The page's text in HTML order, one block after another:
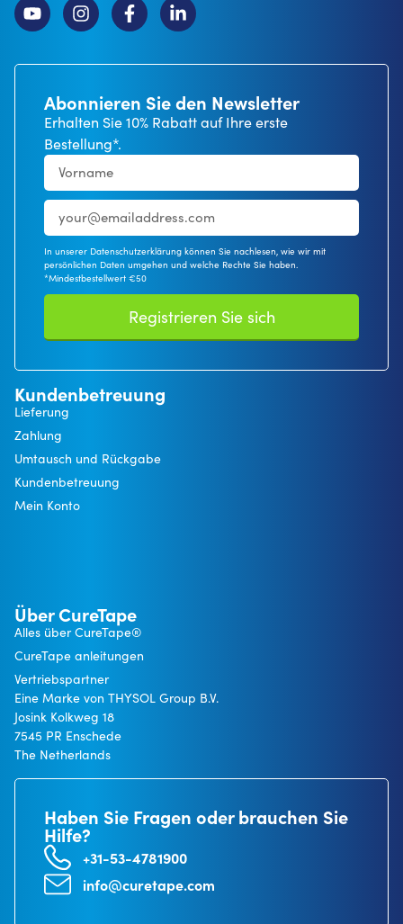
Abonnieren Sie den Newsletter
Erhalten Sie 10% Rabatt auf Ihre erste
Bestellung*.
In unserer Datenschutzerklärung können Sie nachlesen, wie wir mit
persönlichen Daten umgehen und welche Rechte Sie haben.
*Mindestbestellwert €50
Registrieren Sie sich
Kundenbetreuung
Lieferung
Zahlung
Umtausch und Rückgabe
Kundenbetreuung
Mein Konto
Über CureTape
Alles über CureTape®
CureTape anleitungen
Vertriebspartner
Eine Marke von THYSOL Group B.V.
Josink Kolkweg 18
7545 PR Enschede
The Netherlands
Haben Sie Fragen oder brauchen Sie
Hilfe?
+31-53-4781900
info@curetape.com